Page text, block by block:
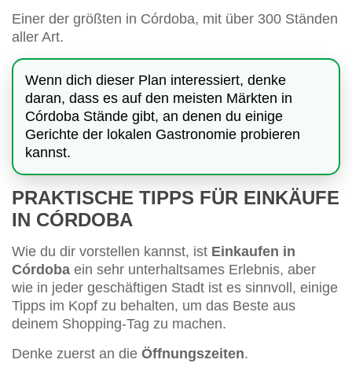
Einer der größten in Córdoba, mit über 300 Ständen
aller Art.
Wenn dich dieser Plan interessiert, denke
daran, dass es auf den meisten Märkten in
Córdoba Stände gibt, an denen du einige
Gerichte der lokalen Gastronomie probieren
kannst.
PRAKTISCHE TIPPS FÜR EINKÄUFE
IN CÓRDOBA
Wie du dir vorstellen kannst, ist Einkaufen in
Córdoba ein sehr unterhaltsames Erlebnis, aber
wie in jeder geschäftigen Stadt ist es sinnvoll, einige
Tipps im Kopf zu behalten, um das Beste aus
deinem Shopping-Tag zu machen.
Denke zuerst an die Öffnungszeiten.